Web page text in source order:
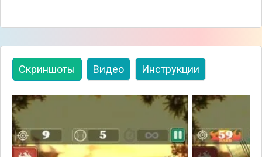
Скриншоты Видео Инструкции